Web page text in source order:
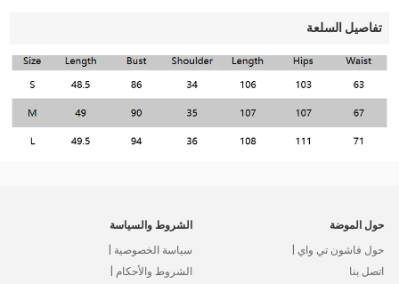
تفاصيل السلعة
حول الموضة
حول فاشون تي واي |
اتصل بنا
الشروط والسياسة
سياسة الخصوصية |
الشروط والأحكام |